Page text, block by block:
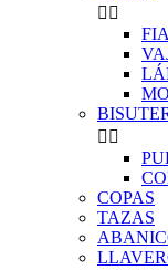
 
 
COPAS
TAZAS